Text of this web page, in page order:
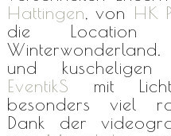
Hattingen, von HK
die
und kuscheligen
EventikS mit
besonders viel
Dank der